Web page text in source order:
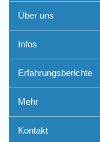
-
Über uns
Infos
Erfahrungsberichte
Mehr
Kontakt